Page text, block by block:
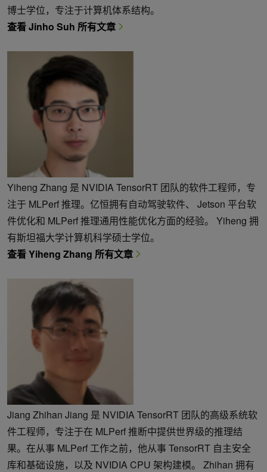
博士学位，专注于计算机体系结构。
查看 Jinho Suh 所有文章
Yiheng Zhang 是 NVIDIA TensorRT 团队的软件工程师，专
注于 MLPerf 推理。亿恒拥有自动驾驶软件、 Jetson 平台软
件优化和 MLPerf 推理通用性能优化方面的经验。 Yiheng 拥
有斯坦福大学计算机科学硕士学位。
查看 Yiheng Zhang 所有文章
Jiang Zhihan Jiang 是 NVIDIA TensorRT 团队的高级系统软
件工程师，专注于在 MLPerf 推断中提供世界级的推理结
果。在从事 MLPerf 工作之前，他从事 TensorRT 自主安全
库和基础设施，以及 NVIDIA CPU 架构建模。 Zhihan 拥有